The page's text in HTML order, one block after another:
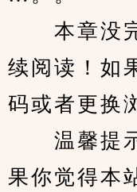
本章没完
续阅读！如
码或者更换
温馨提示
果你觉得本